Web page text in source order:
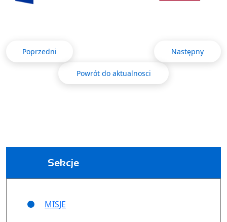
Poprzedni Następny
Powrót do aktualnosci
Sekcje
MISJE